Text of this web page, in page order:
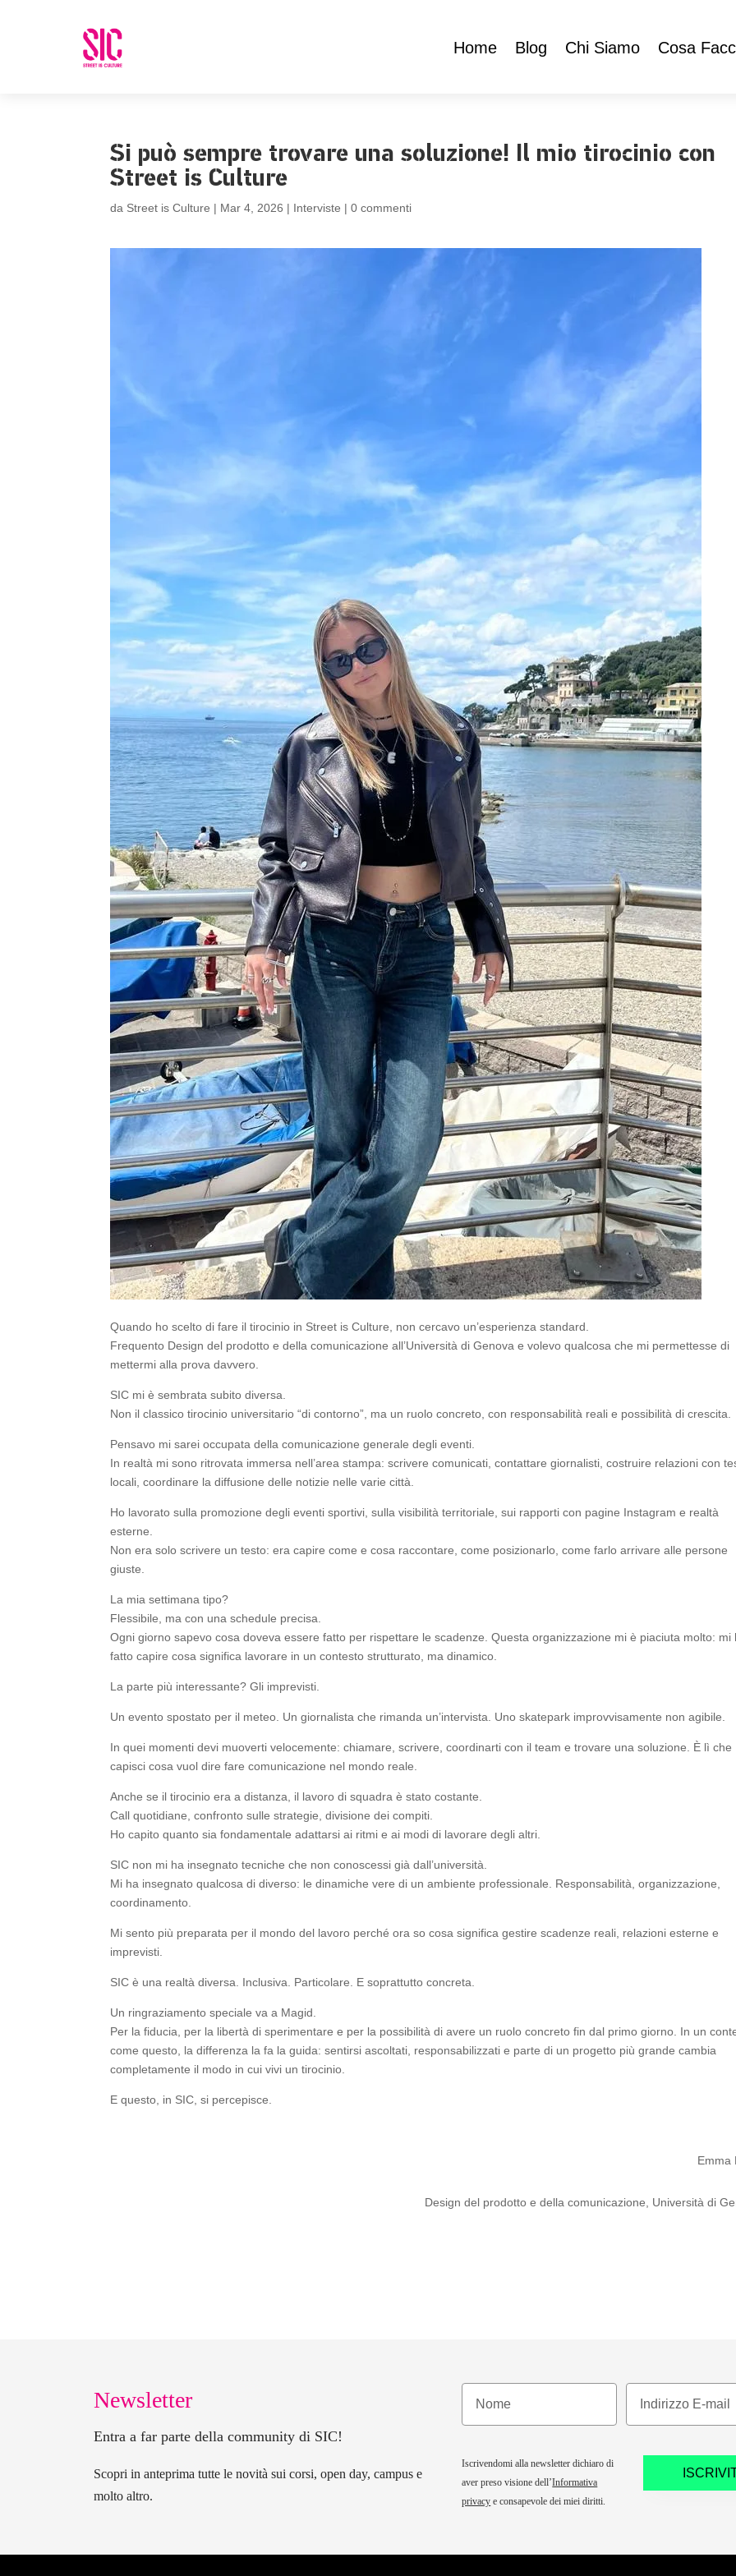
Home Blog Chi Siamo Cosa
Si può sempre trovare una soluzione! Il mio tirocinio con
Street is Culture
da Street is Culture | Mar 4, 2026 | Interviste |0 commenti
Quando ho scelto di fare il tirocinio in Street is Culture, non cercavo un’esperienza standard.
Frequento Design del prodotto e della comunicazione all’Università di Genova e volevo qualcosa che mi permettesse di
mettermi alla prova davvero.
SIC mi è sembrata subito diversa.
Non il classico tirocinio universitario “di contorno”, ma un ruolo concreto, con responsabilità reali e possibilità di crescita.
Pensavo mi sarei occupata della comunicazione generale degli eventi.
In realtà mi sono ritrovata immersa nell’area stampa: scrivere comunicati, contattare giornalisti, costruire relazioni con
locali, coordinare la diffusione delle notizie nelle varie città.
Ho lavorato sulla promozione degli eventi sportivi, sulla visibilità territoriale, sui rapporti con pagine Instagram e realtà
esterne.
Non era solo scrivere un testo: era capire come e cosa raccontare, come posizionarlo, come farlo arrivare alle persone
giuste.
La mia settimana tipo?
Flessibile, ma con una schedule precisa.
Ogni giorno sapevo cosa doveva essere fatto per rispettare le scadenze. Questa organizzazione mi è piaciuta molto: mi
fatto capire cosa significa lavorare in un contesto strutturato, ma dinamico.
La parte più interessante? Gli imprevisti.
Un evento spostato per il meteo. Un giornalista che rimanda un’intervista. Uno skatepark improvvisamente non agibile.
In quei momenti devi muoverti velocemente: chiamare, scrivere, coordinarti con il team e trovare una soluzione. È lì che
capisci cosa vuol dire fare comunicazione nel mondo reale.
Anche se il tirocinio era a distanza, il lavoro di squadra è stato costante.
Call quotidiane, confronto sulle strategie, divisione dei compiti.
Ho capito quanto sia fondamentale adattarsi ai ritmi e ai modi di lavorare degli altri.
SIC non mi ha insegnato tecniche che non conoscessi già dall’università.
Mi ha insegnato qualcosa di diverso: le dinamiche vere di un ambiente professionale. Responsabilità, organizzazione,
coordinamento.
Mi sento più preparata per il mondo del lavoro perché ora so cosa significa gestire scadenze reali, relazioni esterne e
imprevisti.
SIC è una realtà diversa. Inclusiva. Particolare. E soprattutto concreta.
Un ringraziamento speciale va a Magid.
Per la fiducia, per la libertà di sperimentare e per la possibilità di avere un ruolo concreto fin dal primo giorno. In un
come questo, la differenza la fa la guida: sentirsi ascoltati, responsabilizzati e parte di un progetto più grande cambia
completamente il modo in cui vivi un tirocinio.
E questo, in SIC, si percepisce.
Emma
Design del prodotto e della comunicazione, Università di
Newsletter
Entra a far parte della community di SIC!
Scopri in anteprima tutte le novità sui corsi, open day, campus e
molto altro.
Iscrivendomi alla newsletter dichiaro di
aver preso visione dell’Informativa
privacy e consapevole dei miei diritti.